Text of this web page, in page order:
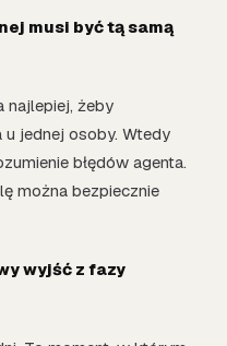
musi być tą samą
najlepiej, żeby
jednej osoby. Wtedy
błędów agenta.
można bezpiecznie
wyjść z fazy